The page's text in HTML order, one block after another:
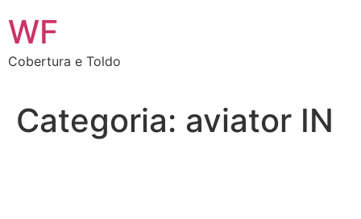
para
conteúdo
WF
Cobertura e Toldo
Categoria: aviator IN